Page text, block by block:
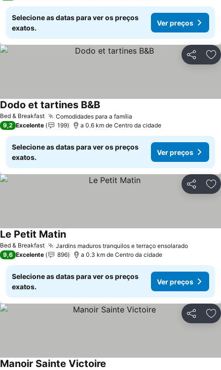
Selecione as datas para ver os preços
exatos.
Ver preços
Partilhar
Bed & Breakfast Comodidades para a família
Dodo et tartines B&BVer preços
9,2 Excelente 199 a 0.6 km de Centro da cidade
Selecione as datas para ver os preços
exatos.
Ver preços
Partilhar
Bed & Breakfast Jardins maduros tranquilos e terraço ensolaradoVer
Le Petit MatinVer preços
9,6 Excelente 896 a 0.3 km de Centro da cidade
Selecione as datas para ver os preços
exatos.
Ver preços
Partilhar
Manoir Sainte Victoire